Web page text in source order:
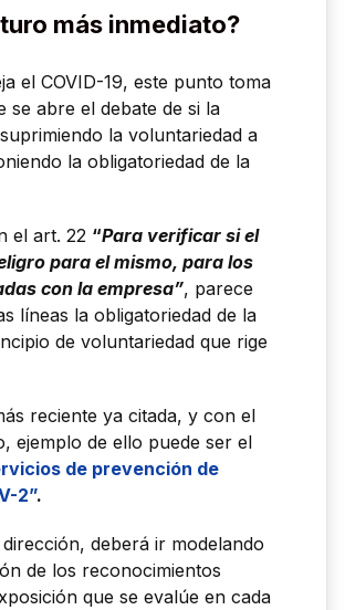
más inmediato?
el COVID-19, este punto toma
se abre el debate de si la
la voluntariedad a
la obligatoriedad de la
el art. 22 “Para verificar si el
para el mismo, para los
con la empresa”, parece
líneas la obligatoriedad de la
de voluntariedad que rige
reciente ya citada, y con el
ejemplo de ello puede ser el
de prevención de
2”.
deberá ir modelando
de los reconocimientos
que se evalúe en cada